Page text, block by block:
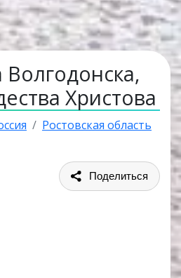
Христова
Ростовская область
Поделиться